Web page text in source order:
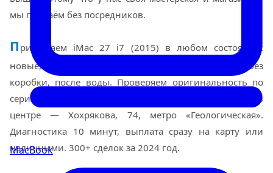
MacBook
мы продаём без посредников.
П ринимаем iMac 27 i7 (2015) в любом состоянии:
новые, б/у, с убитой батареей, разбитым экраном, без
коробки, после воды. Проверяем оригинальность по
серийнику, тестируем экран, процессор, озу. Офис в
центре — Хохрякова, 74, метро «Геологическая».
Диагностика 10 минут, выплата сразу на карту или
наличными. 300+ сделок за 2024 год.